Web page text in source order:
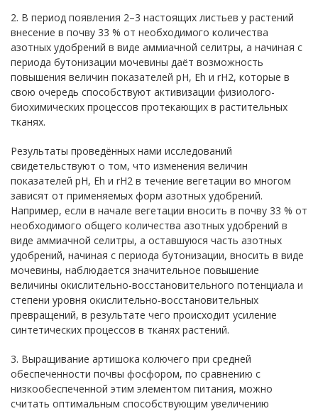
2. В период появления 2–3 настоящих листьев у растений
внесение в почву 33 % от необходимого количества
азотных удобрений в виде аммиачной селитры, а начиная с
периода бутонизации мочевины даёт возможность
повышения величин показателей рН, Еh и rH2, которые в
свою очередь способствуют активизации физиолого-
биохимических процессов протекающих в растительных
тканях.
Результаты проведённых нами исследований
свидетельствуют о том, что изменения величин
показателей рН, Еh и rH2 в течение вегетации во многом
зависят от применяемых форм азотных удобрений.
Например, если в начале вегетации вносить в почву 33 % от
необходимого общего количества азотных удобрений в
виде аммиачной селитры, а оставшуюся часть азотных
удобрений, начиная с периода бутонизации, вносить в виде
мочевины, наблюдается значительное повышение
величины окислительно-восстановительного потенциала и
степени уровня окислительно-восстановительных
превращений, в результате чего происходит усиление
синтетических процессов в тканях растений.
3. Выращивание артишока колючего при средней
обеспеченности почвы фосфором, по сравнению с
низкообеспеченной этим элементом питания, можно
считать оптимальным способствующим увеличению